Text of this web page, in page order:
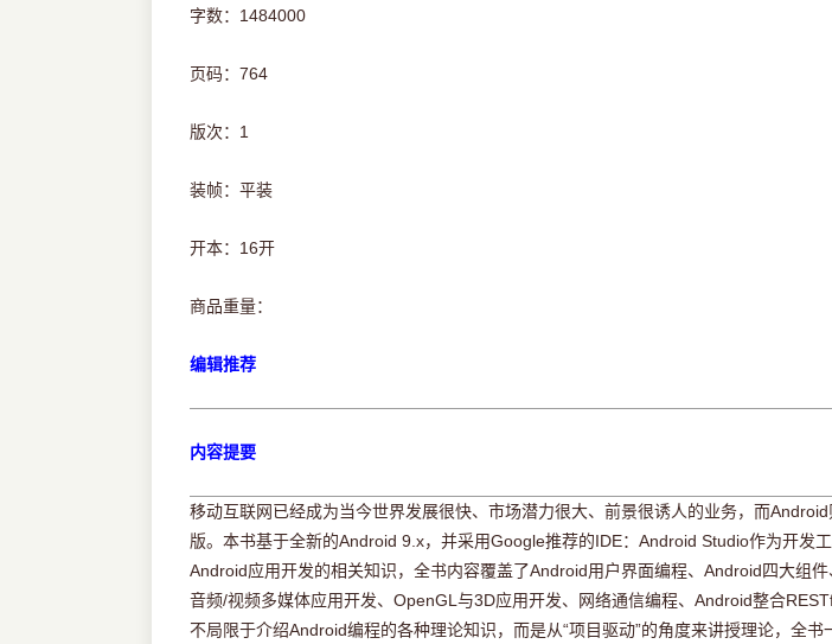
字数：1484000
页码：764
版次：1
装帧：平装
开本：16开
商品重量：
编辑推荐
内容提要
移动互联网已经成为当今世界发展很快、市场潜力很大、前景很诱人的业务，而
版。本书基于全新的Android 9.x，并采用Google推荐的IDE：Android Studio作为开发
Android应用开发的相关知识，全书内容覆盖了Android用户界面编程、Android四大组
音频/视频多媒体应用开发、OpenGL与3D应用开发、网络通信编程、Android整合
不局限于介绍Android编程的各种理论知识，而是从“项目驱动”的角度来讲授理论，全